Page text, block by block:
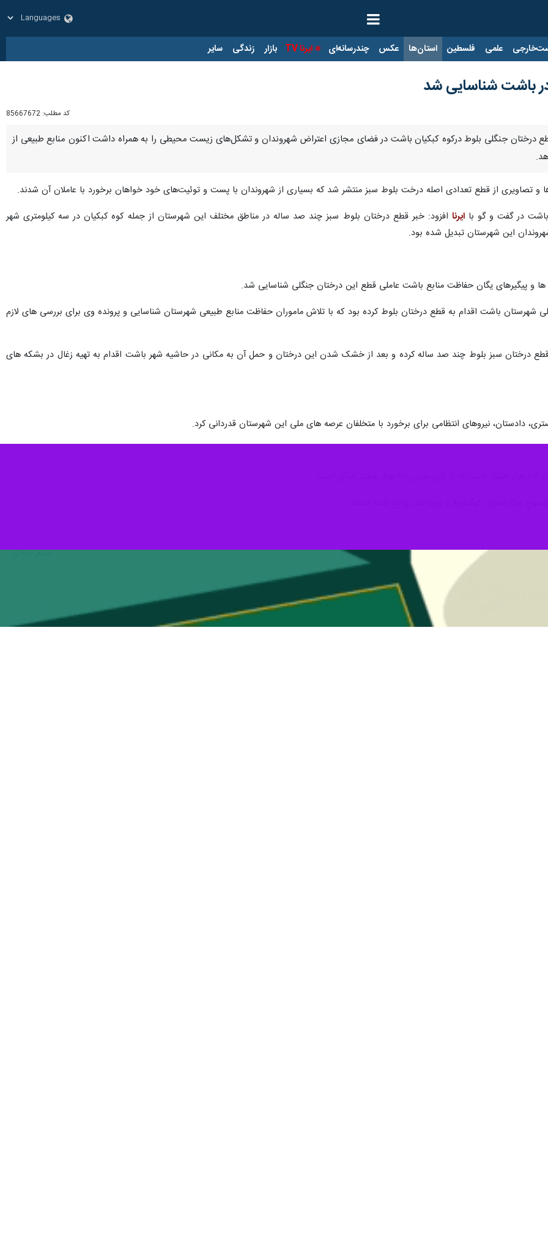
علمی فلسطین استان‌ها عکس چندرسانه‌ای ایرنا TV بازار زندگی سایر
باشت شناسایی شد
کد مطلب: 85667672
درختان جنگلی بلوط درکوه کبکیان باشت در فضای مجازی اعتراض شهروندان و تشکل‌های زیست محیطی را به همراه داشت اکنون منابع طبیعی از
و تصاویری از قطع تعدادی اصله درخت بلوط سبز منتشر شد که بسیاری از شهروندان با پست و توئیت‌های خود خواهان برخورد با عاملان آن شدند.
باشت در گفت و گو باایرنا افزود: خبر قطع درختان بلوط سبز چند صد ساله در مناطق مختلف این شهرستان از جمله کوه کبکیان در سه کیلومتری شهر
این شهرستان تبدیل شده بود.
و پیگیرهای یگان حفاظت منابع باشت عاملی قطع این درختان جنگلی شناسایی شد.
شهرستان باشت اقدام به قطع درختان بلوط کرده بود که با تلاش ماموران حفاظت منابع طبیعی شهرستان شناسایی و پرونده وی برای بررسی های لازم
قطع درختان سبز بلوط چند صد ساله کرده و بعد از خشک شدن این درختان و حمل آن به مکانی در حاشیه شهر باشت اقدام به تهیه زغال در بشکه های
دادستان، نیروهای انتظامی برای برخورد با متخلفان عرصه های ملی این شهرستان قدردانی کرد.
مریم صیادی